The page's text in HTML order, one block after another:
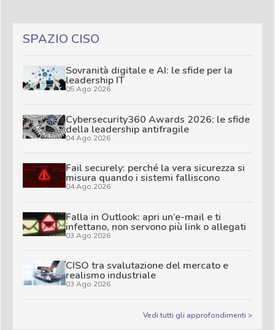
SPAZIO CISO
Sovranità digitale e AI: le sfide per la
leadership IT
05 Ago 2026
Cybersecurity360 Awards 2026: le sfide
della leadership antifragile
04 Ago 2026
Fail securely: perché la vera sicurezza si
misura quando i sistemi falliscono
04 Ago 2026
Falla in Outlook: apri un’e-mail e ti
infettano, non servono più link o allegati
03 Ago 2026
CISO tra svalutazione del mercato e
realismo industriale
03 Ago 2026
Vedi tutti gli approfondimenti >